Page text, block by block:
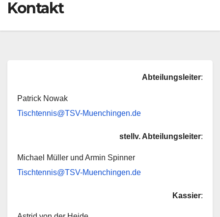
Kontakt
Abteilungsleiter:
Patrick Nowak
Tischtennis@TSV-Muenchingen.de
stellv. Abteilungsleiter:
Michael Müller und Armin Spinner
Tischtennis@TSV-Muenchingen.de
Kassier: